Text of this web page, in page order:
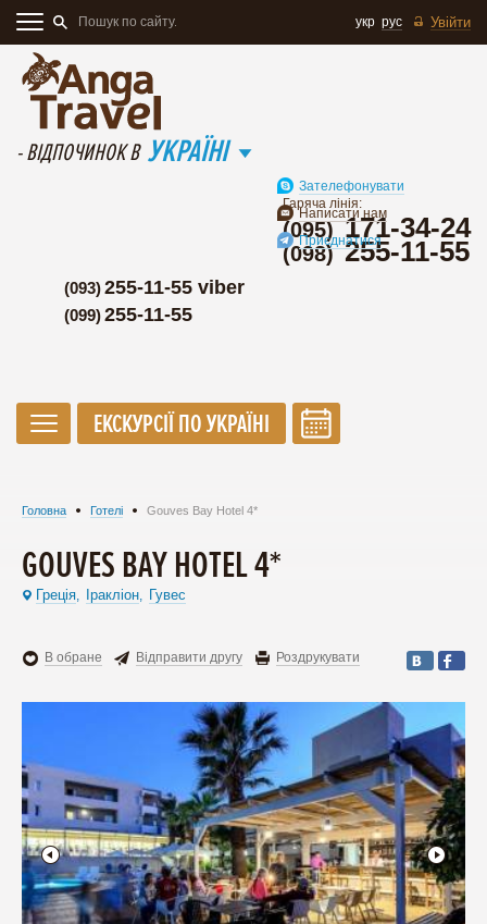
Увійти
укр рус
- ВІДПОЧИНОК В УКРАЇНІ
Гаряча лінія:
(095)171-34-24
(098)255-11-55
(093)255-11-55 viber
(099)255-11-55
Зателефонувати
Написати нам
Приєднатися
ЕКСКУРСІЇ ПО УКРАЇНІ
Головна Готелі Gouves Bay Hotel 4*
GOUVES BAY HOTEL 4*
Греція, Іракліон, Гувес
В обране Відправити другу Роздрукувати